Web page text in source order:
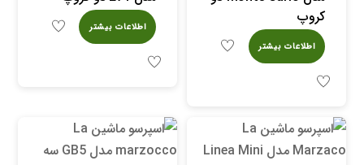
کروپ
اطلاعات بیشتر
اطلاعات بیشتر